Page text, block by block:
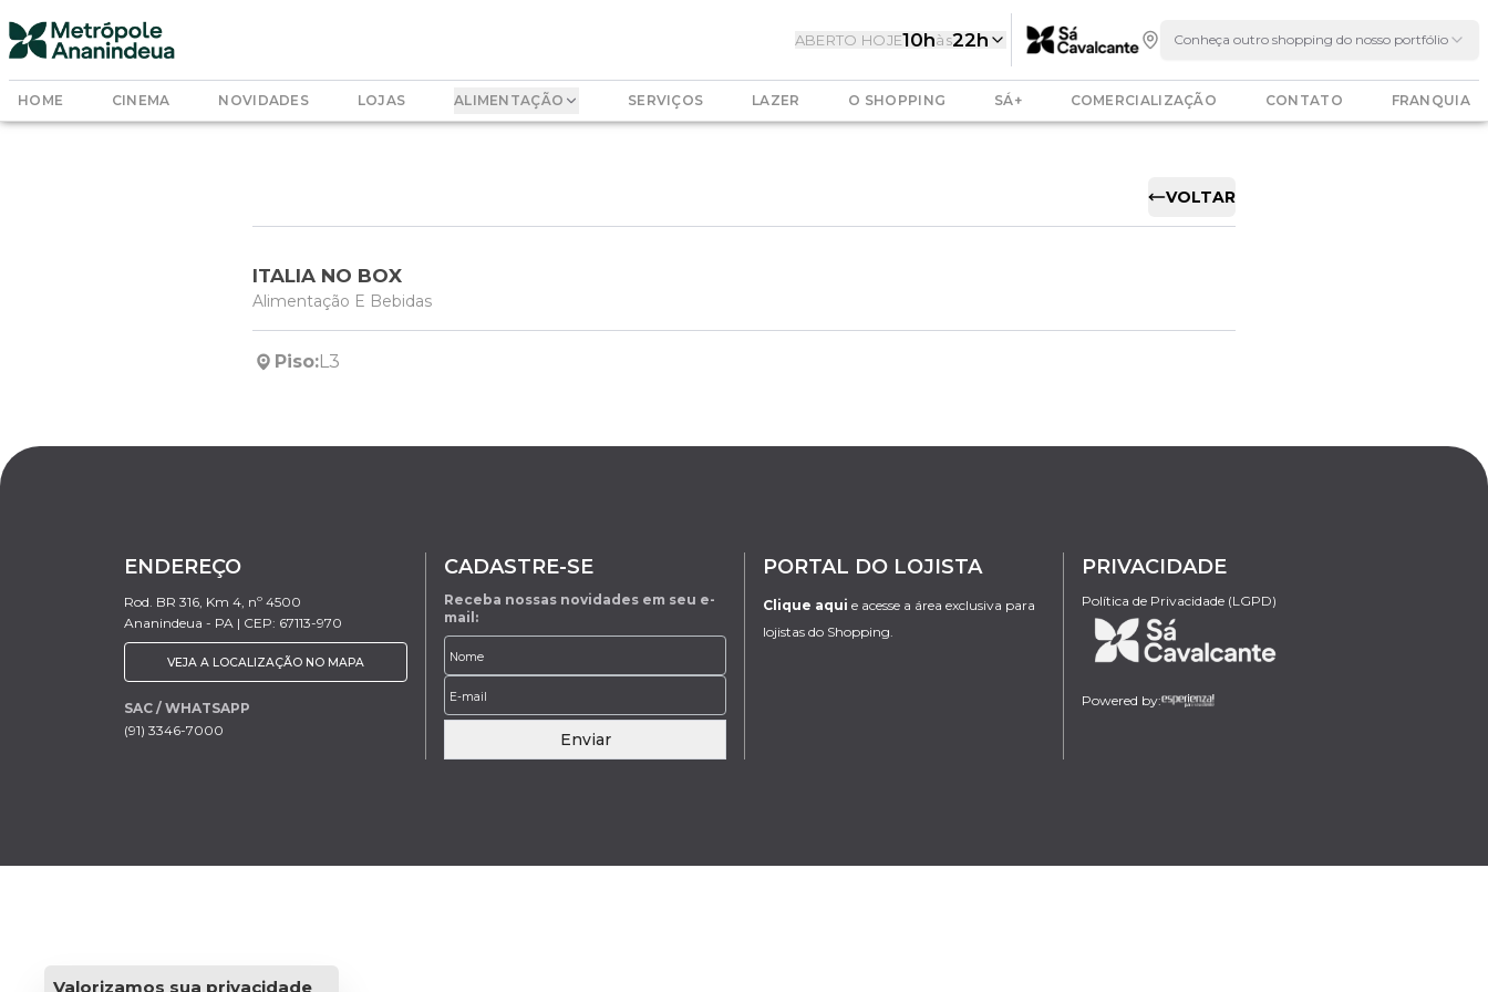
ABERTO HOJE10hàs22h Conheça outro shopping do nosso portfólio
HOME CINEMA NOVIDADES LOJAS ALIMENTAÇÃO SERVIÇOS LAZER O SHOPPING SÁ+ COMERCIALIZAÇÃO CONTATO FRANQUIA
VOLTAR
ITALIA NO BOX
Alimentação E Bebidas
Piso:L3
ENDEREÇO
Rod. BR 316, Km 4, nº 4500
Ananindeua - PA | CEP: 67113-970
VEJA A LOCALIZAÇÃO NO MAPA
SAC / WHATSAPP
(91) 3346-7000
CADASTRE-SE
Receba nossas novidades em seu e-
mail:
Enviar
PORTAL DO LOJISTA
Clique aqui e acesse a área exclusiva para
lojistas do Shopping.
PRIVACIDADE
Política de Privacidade (LGPD)
Powered by:
Valorizamos sua privacidade